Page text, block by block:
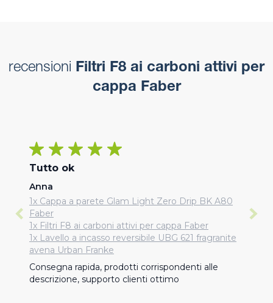
recensioni Filtri F8 ai carboni attivi per
cappa Faber
Tutto ok
Anna
1x Cappa a parete Glam Light Zero Drip BK A80
Faber
1x Filtri F8 ai carboni attivi per cappa Faber
1x Lavello a incasso reversibile UBG 621 fragranite
avena Urban Franke
Consegna rapida, prodotti corrispondenti alle
descrizione, supporto clienti ottimo